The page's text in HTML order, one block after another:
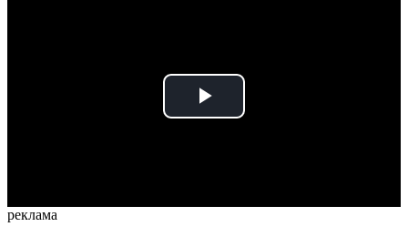
Play
реклама